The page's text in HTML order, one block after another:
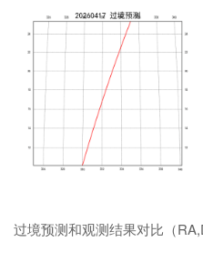
过境预测和观测结果对比（